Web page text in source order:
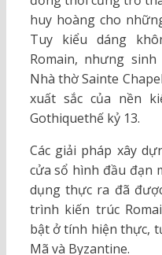
huy hoàng cho
Tuy kiểu dáng
Romain, nhưng
Nhà thờ Sainte
xuất sắc của nền
Gothiquethế kỷ 13.
Các giải pháp xây
cửa sổ hình đầu đạn
dụng thực ra đã
trình kiến trúc
bật ở tính hiện thực,
Mã và Byzantine.